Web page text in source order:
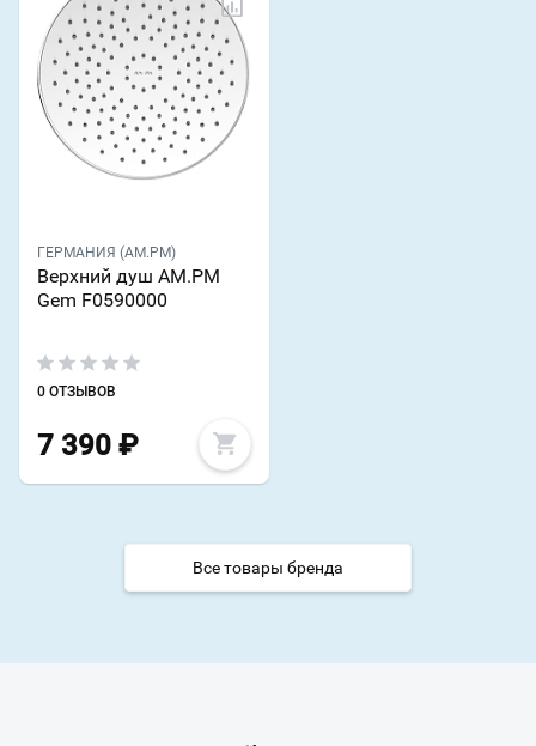
ГЕРМАНИЯ (AM.PM)
Верхний душ AM.PM
Gem F0590000
0 ОТЗЫВОВ
7 390 ₽
Все товары бренда